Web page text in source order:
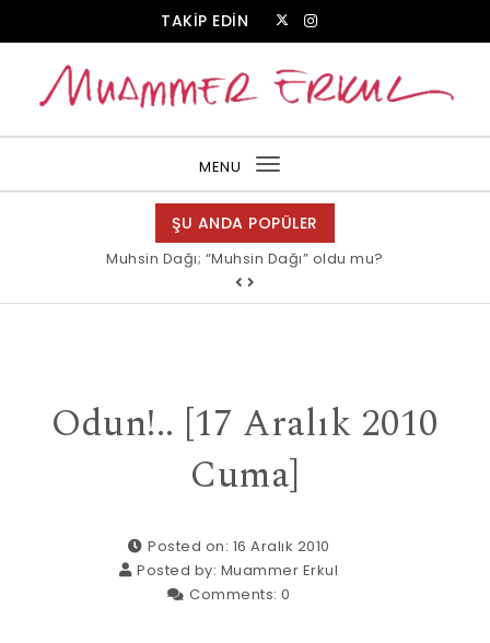
TAKİP EDİN
MENU
Toggle
navigation
ŞU ANDA POPÜLER
Muhsin Dağı; “Muhsin Dağı” oldu mu?
Odun!.. [17 Aralık 2010
Cuma]
Posted on: 16 Aralık 2010
Posted by: Muammer Erkul
Comments: 0